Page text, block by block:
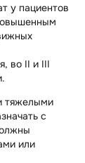
у пациентов
во II и III
тяжелыми
с
или